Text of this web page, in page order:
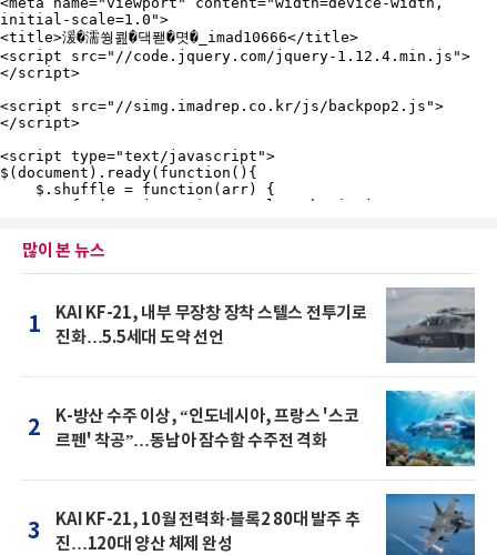
많이 본 뉴스
1
KAI KF-21, 내부 무장창 장착 스텔스 전투기로
진화…5.5세대 도약 선언
2
K-방산 수주 이상, “인도네시아, 프랑스 '스코
르펜' 착공”…동남아 잠수함 수주전 격화
3
KAI KF-21, 10월 전력화·블록2 80대 발주 추
진…120대 양산 체제 완성